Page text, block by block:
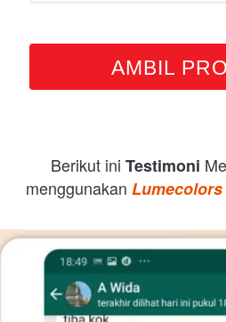
AMBIL
Berikut ini Testimoni
menggunakan